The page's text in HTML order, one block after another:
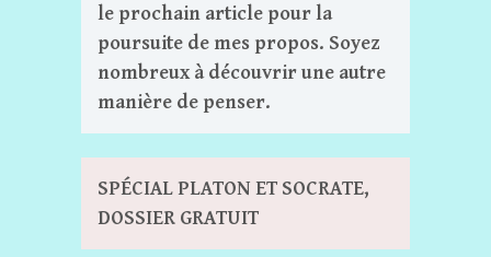
le prochain article pour la
poursuite de mes propos. Soyez
nombreux à découvrir une autre
manière de penser.
SPÉCIAL PLATON ET SOCRATE,
DOSSIER GRATUIT